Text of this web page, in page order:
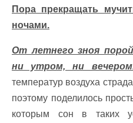
Пора прекращать
ночами.
От летнего зноя
ни утром, ни
температур воздуха
поэтому поделилось
которым сон в таких